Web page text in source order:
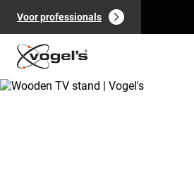
Voor professionals